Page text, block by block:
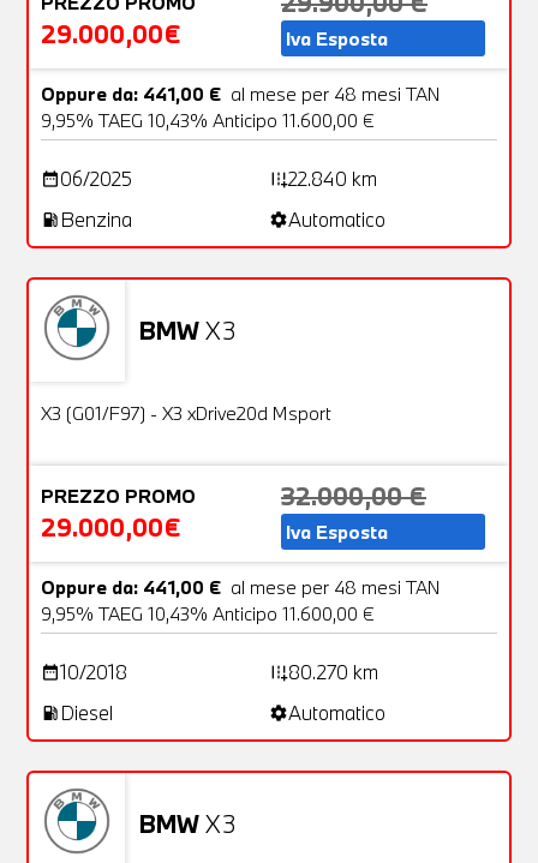
29.000,00€ Iva Esposta
Oppure da: 441,00 € al mese per 48 mesi TAN
9,95% TAEG 10,43% Anticipo 11.600,00 €
date_range06/2025 add_road22.840 km
local_gas_station Benzina settingsAutomatico
BMWX3
OFFERTA
Usato
X3 (G01/F97) - X3 xDrive20d Msport
PREZZO PROMO
29.000,00€
32.000,00 €
Iva Esposta
Oppure da: 441,00 € al mese per 48 mesi TAN
9,95% TAEG 10,43% Anticipo 11.600,00 €
date_range10/2018 add_road80.270 km
local_gas_station Diesel settingsAutomatico
BMWX3
Usato